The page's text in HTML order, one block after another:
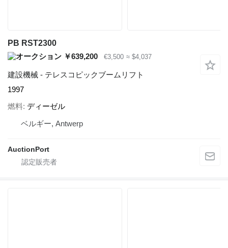
PB RST2300
￥639,200
€3,500 ≈ $4,037
建設機械 - テレスコピックブームリフト
1997
燃料 ディーゼル
ベルギー, Antwerp
AuctionPort